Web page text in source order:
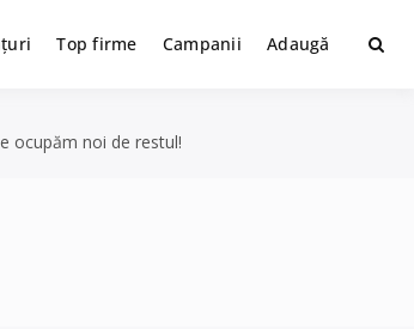
Top firme Campanii Adaugă
ocupăm noi de restul!